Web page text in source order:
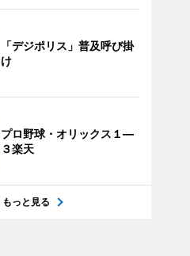
「デジポリス」普及呼び掛
け
プロ野球・オリックス１―
３楽天
もっと見る